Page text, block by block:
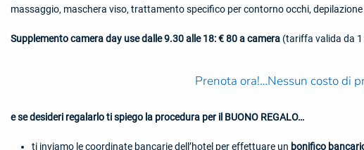
massaggio, maschera viso, trattamento specifico per contorno occhi,
Supplemento camera day use dalle 9.30 alle 18: € 80 a camera (tariffa valida da
Prenota ora!…Nessun costo di
e se desideri regalarlo ti spiego la procedura per il BUONO REGALO…
ti inviamo le coordinate bancarie dell’hotel per effettuare un bonifico